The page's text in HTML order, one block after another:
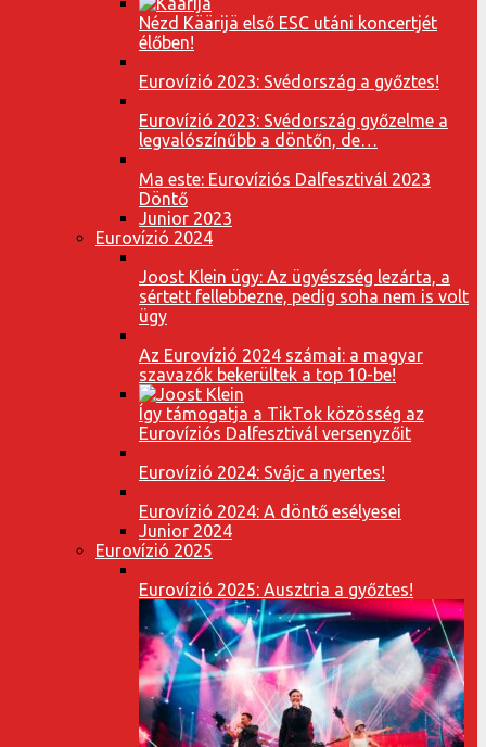
Nézd Käärijä első ESC utáni koncertjét
élőben!
Eurovízió 2023: Svédország a győztes!
Eurovízió 2023: Svédország győzelme a
legvalószínűbb a döntőn, de…
Ma este: Eurovíziós Dalfesztivál 2023
Döntő
Junior 2023
Eurovízió 2024
Joost Klein ügy: Az ügyészség lezárta, a
sértett fellebbezne, pedig soha nem is volt
ügy
Az Eurovízió 2024 számai: a magyar
szavazók bekerültek a top 10-be!
Így támogatja a TikTok közösség az
Eurovíziós Dalfesztivál versenyzőit
Eurovízió 2024: Svájc a nyertes!
Eurovízió 2024: A döntő esélyesei
Junior 2024
Eurovízió 2025
Eurovízió 2025: Ausztria a győztes!